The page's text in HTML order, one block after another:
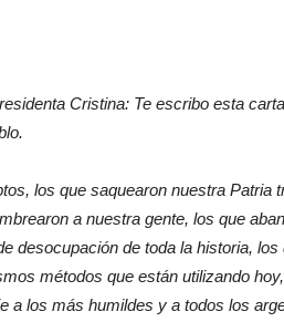
Cristina: Te escribo esta
los que saquearon nuestra Patria
a nuestra gente, los que
desocupación de toda la historia,
métodos que están utilizando
a los más humildes y a todos los